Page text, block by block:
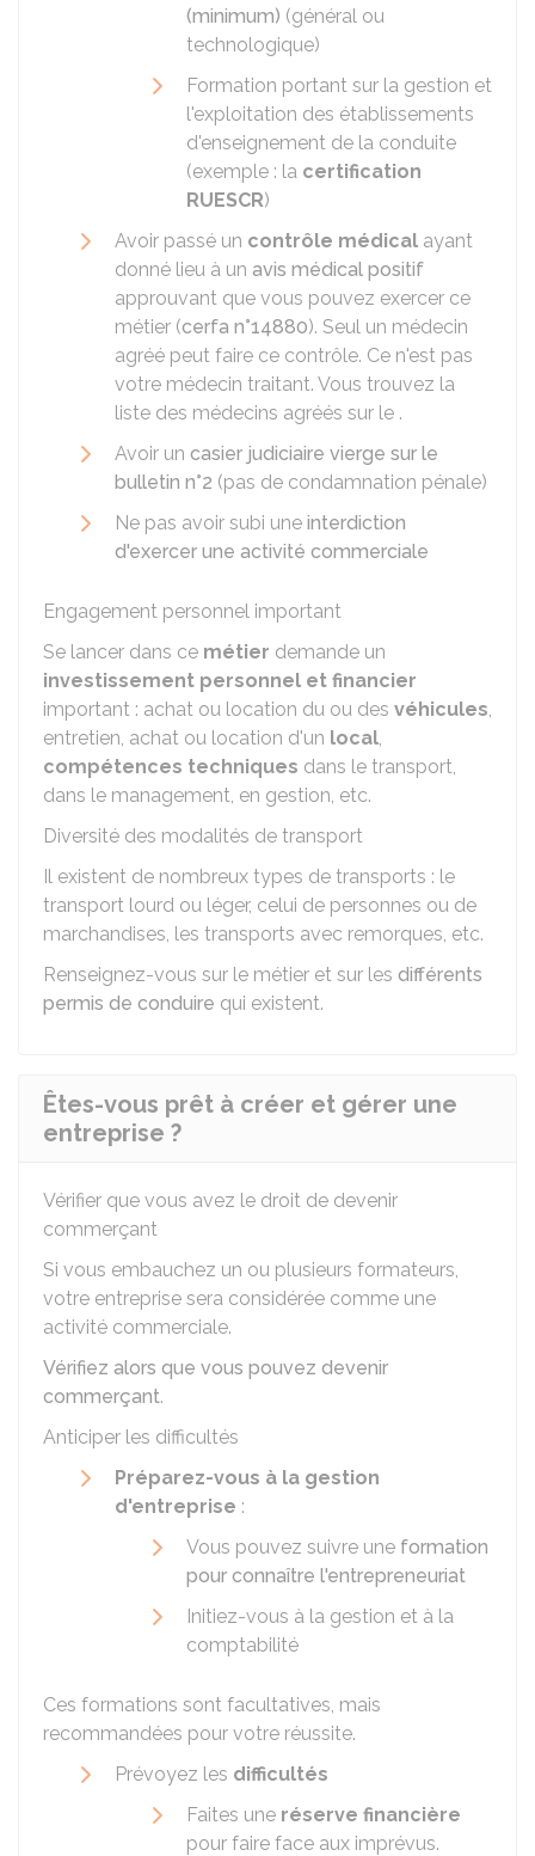
(minimum) (général ou
technologique)
Formation portant sur la gestion et
l'exploitation des établissements
d'enseignement de la conduite
(exemple : la certification
RUESCR)
Avoir passé un contrôle médical ayant
donné lieu à un avis médical positif
approuvant que vous pouvez exercer ce
métier (cerfa n°14880). Seul un médecin
agréé peut faire ce contrôle. Ce n'est pas
votre médecin traitant. Vous trouvez la
liste des médecins agréés sur le .
Avoir un casier judiciaire vierge sur le
bulletin n°2 (pas de condamnation pénale)
Ne pas avoir subi une interdiction
d'exercer une activité commerciale
Engagement personnel important
Se lancer dans ce métier demande un
investissement personnel et financier
important : achat ou location du ou des véhicules,
entretien, achat ou location d'un local,
compétences techniques dans le transport,
dans le management, en gestion, etc.
Diversité des modalités de transport
Il existent de nombreux types de transports : le
transport lourd ou léger, celui de personnes ou de
marchandises, les transports avec remorques, etc.
Renseignez-vous sur le métier et sur les différents
permis de conduire qui existent.
Êtes-vous prêt à créer et gérer une
entreprise ?
Vérifier que vous avez le droit de devenir
commerçant
Si vous embauchez un ou plusieurs formateurs,
votre entreprise sera considérée comme une
activité commerciale.
Vérifiez alors que vous pouvez devenir
commerçant.
Anticiper les difficultés
Préparez-vous à la gestion
d'entreprise :
Vous pouvez suivre une formation
pour connaître l'entrepreneuriat
Initiez-vous à la gestion et à la
comptabilité
Ces formations sont facultatives, mais
recommandées pour votre réussite.
Prévoyez les difficultés
Faites une réserve financière
pour faire face aux imprévus.